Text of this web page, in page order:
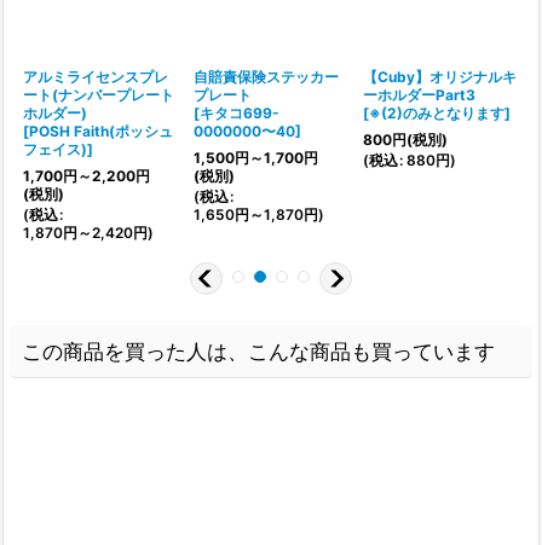
アルミライセンスプレ
ート(ナンバープレート
ホルダー)
[POSH Faith(ポッシュ
フェイス)]
1,700円 ～2,200円
(税別)
(税込:
1,870円 ～2,420円)
自賠責保険ステッカー
プレート
[キタコ699-
0000000〜40]
1,500円 ～1,700円
(税別)
(税込:
1,650円 ～1,870円)
【Cuby】オリジナルキ
ーホルダーPart3
[※(2)のみとなります]
800円(税別)
(税込: 880円)
この商品を買った人は、こんな商品も買っています